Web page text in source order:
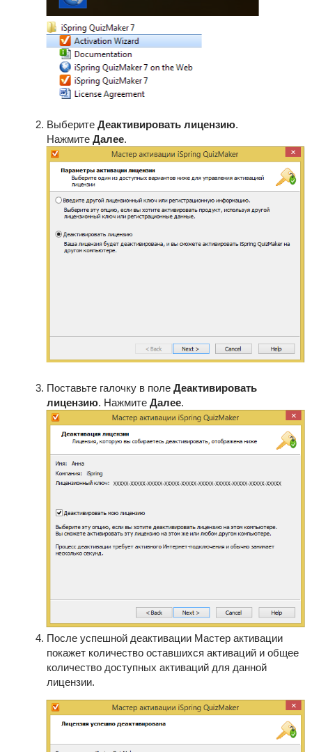
Выберите Деактивировать лицензию.
Нажмите Далее.
Поставьте галочку в поле Деактивировать
лицензию. Нажмите Далее.
После успешной деактивации Мастер активации
покажет количество оставшихся активаций и общее
количество доступных активаций для данной
лицензии.